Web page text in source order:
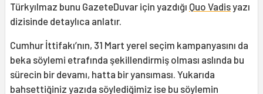
Türkyılmaz bunu GazeteDuvar için yazdığı Quo Vadisyazı
dizisinde detaylıca anlatır.
Cumhur İttifakı’nın, 31 Mart yerel seçim kampanyasını da
beka söylemi etrafında şekillendirmiş olması aslında bu
sürecin bir devamı, hatta bir yansıması. Yukarıda
bahsettiğiniz yazıda söylediğimiz ise bu söylemin